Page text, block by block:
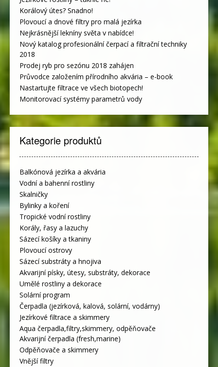
Korálový útes? Snadno!
Plovoucí a dnové filtry pro malá jezírka
Nejkrásnější lekníny světa v nabídce!
Nový katalog profesionální čerpací a filtrační techniky
2018
Prodej ryb pro sezónu 2018 zahájen
Průvodce založením přírodního akvária – e-book
Nastartujte filtrace ve všech biotopech!
Monitorovací systémy parametrů vody
Kategorie produktů
Balkónová jezírka a akvária
Vodní a bahenní rostliny
Skalničky
Bylinky a koření
Tropické vodní rostliny
Korály, řasy a lazuchy
Sázecí košíky a tkaniny
Plovoucí ostrovy
Sázecí substráty a hnojiva
Akvarijní písky, útesy, substráty, dekorace
Umělé rostliny a dekorace
Solární program
Čerpadla (jezírková, kalová, solární, vodárny)
Jezírkové filtrace a skimmery
Aqua čerpadla,filtry,skimmery, odpěňovače
Akvarijní čerpadla (fresh,marine)
Odpěňovače a skimmery
Vnější filtry